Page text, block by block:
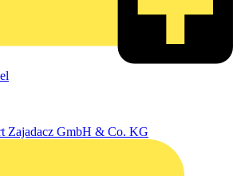
Zajadacz GmbH & Co. KG
Zugang zu Branchennews,
und Tools – alles auf einer